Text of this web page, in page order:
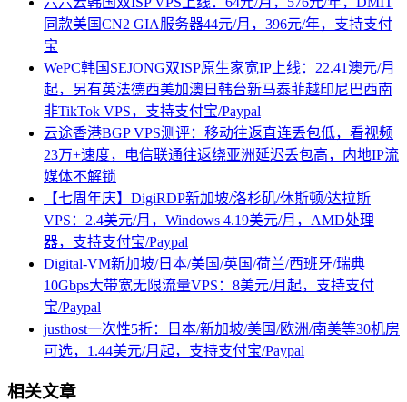
同款美国CN2 GIA服务器44元/月，396元/年，支持支付
宝
WePC韩国SEJONG双ISP原生家宽IP上线：22.41澳元/月
起，另有英法德西美加澳日韩台新马泰菲越印尼巴西南
非TikTok VPS，支持支付宝/Paypal
云途香港BGP VPS测评：移动往返直连丢包低，看视频
23万+速度，电信联通往返绕亚洲延迟丢包高，内地IP流
媒体不解锁
【七周年庆】DigiRDP新加坡/洛杉矶/休斯顿/达拉斯
VPS：2.4美元/月，Windows 4.19美元/月，AMD处理
器，支持支付宝/Paypal
Digital-VM新加坡/日本/美国/英国/荷兰/西班牙/瑞典
10Gbps大带宽无限流量VPS：8美元/月起，支持支付
宝/Paypal
justhost一次性5折：日本/新加坡/美国/欧洲/南美等30机房
可选，1.44美元/月起，支持支付宝/Paypal
相关文章